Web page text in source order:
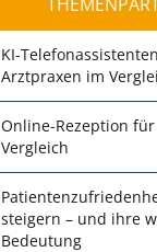
KI-
Arztpraxen im
Online-Rezeption
Vergleich
steigern – und ihre
Bedeutung